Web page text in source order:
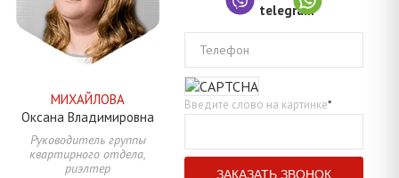
МИХАЙЛОВА
Оксана Владимировна
Руководитель группы
квартирного отдела,
риэлтер
Телефон
Введите слово на картинке*